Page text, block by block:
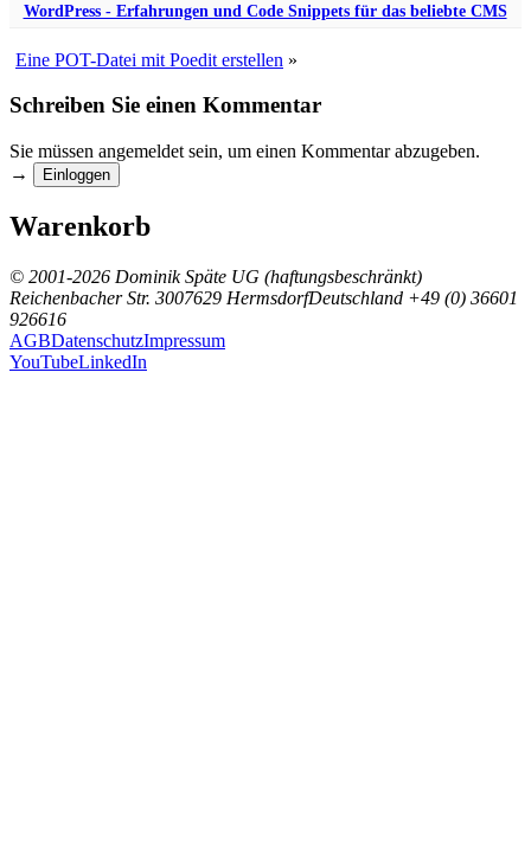
WordPress - Erfahrungen und Code Snippets für das beliebte CMS
Eine POT-Datei mit Poedit erstellen »
Schreiben Sie einen Kommentar
Sie müssen angemeldet sein, um einen Kommentar abzugeben.
→
Einloggen
Warenkorb
© 2001-2026 Dominik Späte UG (haftungsbeschränkt)
Reichenbacher Str. 3007629 HermsdorfDeutschland +49 (0) 36601
926616
AGBDatenschutzImpressum
YouTubeLinkedIn